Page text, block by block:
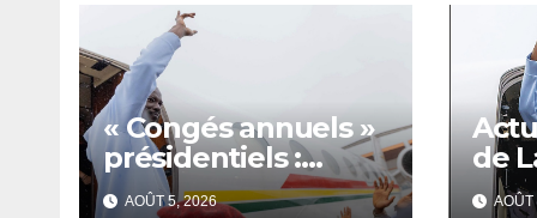
« Congés annuels »
présidentiels :
Doumbouya
AOÛT 5, 2026
de
AOÛT